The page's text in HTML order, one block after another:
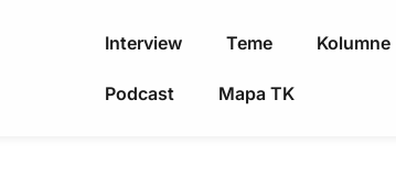
Interview Teme Kolumne
Podcast Mapa TK